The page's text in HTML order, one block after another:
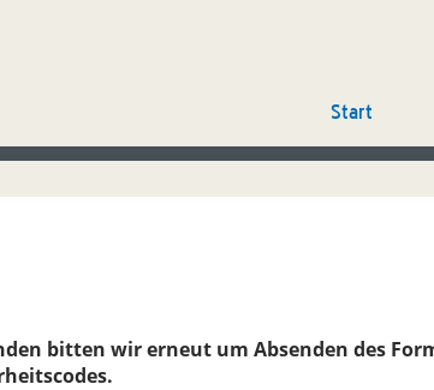
Start
bitten wir erneut um Absenden des